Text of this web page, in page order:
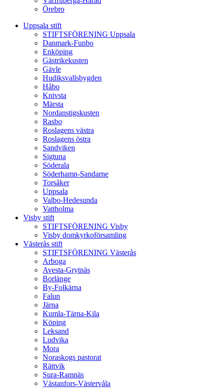
Örebro
Uppsala stift
STIFTSFÖRENING Uppsala
Danmark-Funbo
Enköping
Gästrikekusten
Gävle
Hudiksvallsbygden
Håbo
Knivsta
Märsta
Nordanstigskusten
Rasbo
Roslagens västra
Roslagens östra
Sandviken
Sigtuna
Söderala
Söderhamn-Sandarne
Torsåker
Uppsala
Valbo-Hedesunda
Vattholma
Visby stift
STIFTSFÖRENING Visby
Visby domkyrkoförsamling
Västerås stift
STIFTSFÖRENING Västerås
Arboga
Avesta-Grytnäs
Borlänge
By-Folkärna
Falun
Järna
Kumla-Tärna-Kila
Köping
Leksand
Ludvika
Mora
Noraskogs pastorat
Rättvik
Sura-Ramnäs
Västanfors-Västervåla